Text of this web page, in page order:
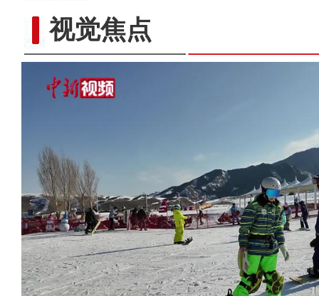
视觉焦点
同心坐标｜课本上写不出的震撼！新